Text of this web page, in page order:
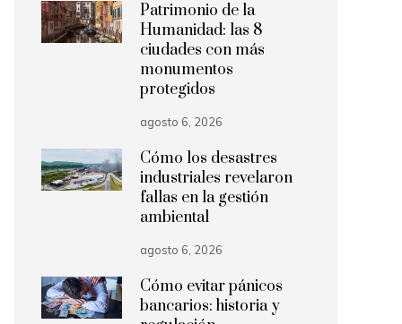
Patrimonio de la
Humanidad: las 8
ciudades con más
monumentos
protegidos
agosto 6, 2026
Cómo los desastres
industriales revelaron
fallas en la gestión
ambiental
agosto 6, 2026
Cómo evitar pánicos
bancarios: historia y